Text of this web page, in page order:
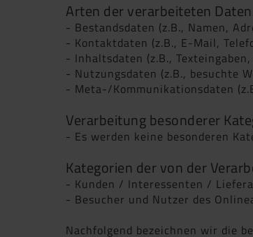
Arten der verarbeiteten
- Bestandsdaten (z.B., Namen,
- Kontaktdaten (z.B., E-Mail,
- Inhaltsdaten (z.B.,
- Nutzungsdaten (z.B., besuchte
- Meta-/Kommunikationsdaten
Verarbeitung besonderer
- Es werden keine besonderen
Kategorien der von der
- Kunden / Interessenten /
- Besucher und Nutzer des
Nachfolgend bezeichnen wir die